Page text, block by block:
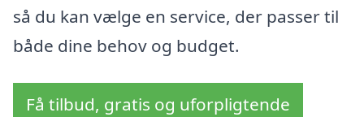
så du kan vælge en service, der passer til
både dine behov og budget.
Få tilbud, gratis og uforpligtende